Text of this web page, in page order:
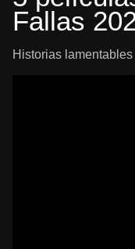
Fallas
Historias lamentables